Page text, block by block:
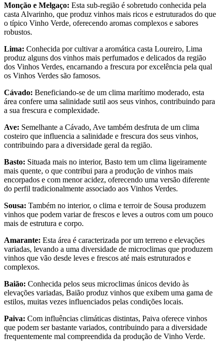
Monção e Melgaço: Esta sub-região é sobretudo conhecida pela
casta Alvarinho, que produz vinhos mais ricos e estruturados do que
o típico Vinho Verde, oferecendo aromas complexos e sabores
robustos.
Lima: Conhecida por cultivar a aromática casta Loureiro, Lima
produz alguns dos vinhos mais perfumados e delicados da região
dos Vinhos Verdes, encarnando a frescura por excelência pela qual
os Vinhos Verdes são famosos.
Cávado: Beneficiando-se de um clima marítimo moderado, esta
área confere uma salinidade sutil aos seus vinhos, contribuindo para
a sua frescura e complexidade.
Ave: Semelhante a Cávado, Ave também desfruta de um clima
costeiro que influencia a salinidade e frescura dos seus vinhos,
contribuindo para a diversidade geral da região.
Basto: Situada mais no interior, Basto tem um clima ligeiramente
mais quente, o que contribui para a produção de vinhos mais
encorpados e com menor acidez, oferecendo uma versão diferente
do perfil tradicionalmente associado aos Vinhos Verdes.
Sousa: Também no interior, o clima e terroir de Sousa produzem
vinhos que podem variar de frescos e leves a outros com um pouco
mais de estrutura e corpo.
Amarante: Esta área é caracterizada por um terreno e elevações
variadas, levando a uma diversidade de microclimas que produzem
vinhos que vão desde leves e frescos até mais estruturados e
complexos.
Baião: Conhecida pelos seus microclimas únicos devido às
elevações variadas, Baião produz vinhos que exibem uma gama de
estilos, muitas vezes influenciados pelas condições locais.
Paiva: Com influências climáticas distintas, Paiva oferece vinhos
que podem ser bastante variados, contribuindo para a diversidade
frequentemente mal compreendida da produção de Vinho Verde.